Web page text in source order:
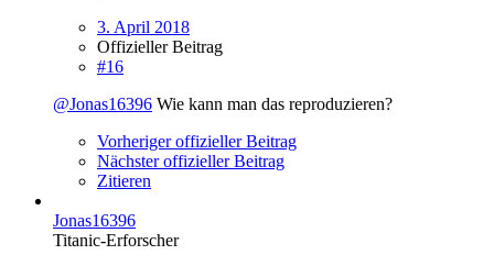
3. April 2018
Offizieller Beitrag
#16
@Jonas16396 Wie kann man das reproduzieren?
Vorheriger offizieller Beitrag
Nächster offizieller Beitrag
Zitieren
Jonas16396
Titanic-Erforscher